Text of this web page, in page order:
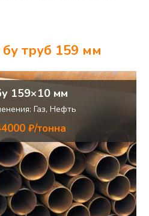
бу труб 159 мм
159×10 мм
Газ, Нефть
₽/тонна